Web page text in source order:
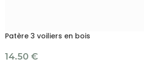
Patère 3 voiliers en bois
14.50 €